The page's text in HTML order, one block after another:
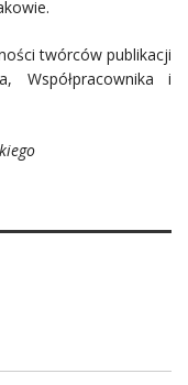
twórców publikacji
Współpracownika i